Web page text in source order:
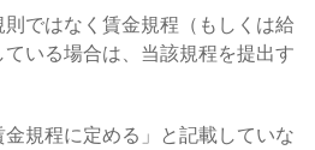
ではなく賃金規程（もしくは給
いる場合は、当該規程を提出す
規程に定める」と記載していな